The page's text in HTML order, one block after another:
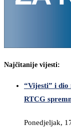
Najčitanije vijesti:
“Vijesti” i dio
RTCG
Ponedjeljak,